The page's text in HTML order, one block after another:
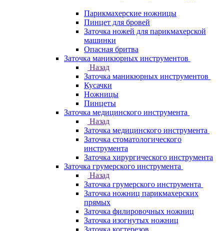
Парикмахерские ножницы
Пинцет для бровей
Заточка ножей для парикмахерской
машинки
Опасная бритва
Заточка маникюрных инструментов
Назад
Заточка маникюрных инструментов
Кусачки
Ножницы
Пинцеты
Заточка медицинского инструмента
Назад
Заточка медицинского инструмента
Заточка стоматологического
инструмента
Заточка хирургического инструмента
Заточка грумерского инструмента
Назад
Заточка грумерского инструмента
Заточка ножниц парикмахерских
прямых
Заточка филировочных ножниц
Заточка изогнутых ножниц
Заточка когтерезов